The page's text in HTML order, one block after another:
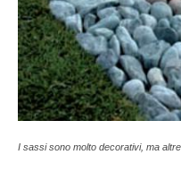
I sassi sono molto decorativi, ma